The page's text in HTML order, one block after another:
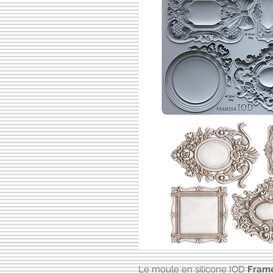
Le moule en silicone IOD